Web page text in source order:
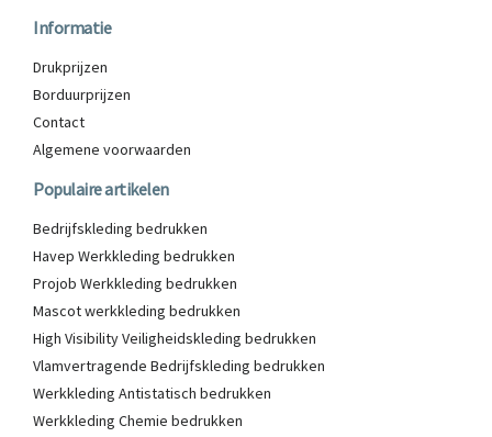
Informatie
Drukprijzen
Borduurprijzen
Contact
Algemene voorwaarden
Populaire artikelen
Bedrijfskleding bedrukken
Havep Werkkleding bedrukken
Projob Werkkleding bedrukken
Mascot werkkleding bedrukken
High Visibility Veiligheidskleding bedrukken
Vlamvertragende Bedrijfskleding bedrukken
Werkkleding Antistatisch bedrukken
Werkkleding Chemie bedrukken